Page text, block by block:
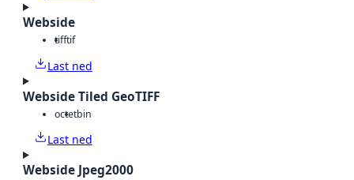
Webside
tifftif
Last ned
Webside Tiled GeoTIFF
octetbin
Last ned
Webside Jpeg2000